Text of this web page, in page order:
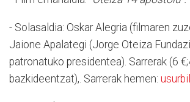
- Solasaldia: Oskar Alegria (filmaren
Jaione Apalategi (Jorge Oteiza
patronatuko presidentea). Sarrerak (6
bazkideentzat),. Sarrerak hemen: